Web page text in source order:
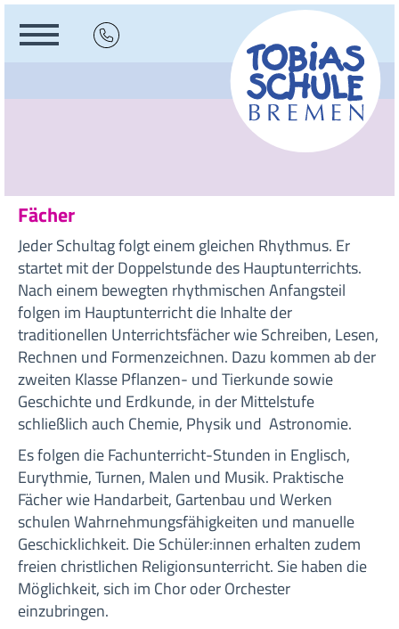
Fächer
Jeder Schultag folgt einem gleichen Rhythmus. Er
startet mit der Doppelstunde des Hauptunterrichts.
Nach einem bewegten rhythmischen Anfangsteil
folgen im Hauptunterricht die Inhalte der
traditionellen Unterrichtsfächer wie Schreiben, Lesen,
Rechnen und Formenzeichnen. Dazu kommen ab der
zweiten Klasse Pflanzen- und Tierkunde sowie
Geschichte und Erdkunde, in der Mittelstufe
schließlich auch Chemie, Physik und Astronomie.
Es folgen die Fachunterricht-Stunden in Englisch,
Eurythmie, Turnen, Malen und Musik. Praktische
Fächer wie Handarbeit, Gartenbau und Werken
schulen Wahrnehmungsfähigkeiten und manuelle
Geschicklichkeit. Die Schüler:innen erhalten zudem
freien christlichen Religionsunterricht. Sie haben die
Möglichkeit, sich im Chor oder Orchester
einzubringen.